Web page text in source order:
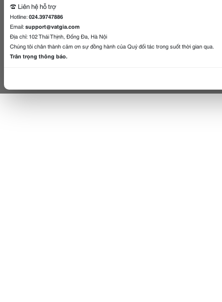
☎️ Liên hệ hỗ trợ
Hotline:024.39747886
Email:support@vatgia.com
Địa chỉ: 102 Thái Thịnh, Đống Đa, Hà Nội
Chúng tôi chân thành cảm ơn sự đồng hành của Quý đối tác trong suốt thời gian qua.
Trân trọng thông báo.